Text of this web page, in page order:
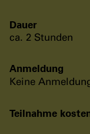
Dauer
ca. 2 Stunden
Anmeldung
Keine
Teilnahme